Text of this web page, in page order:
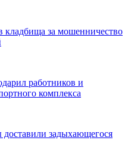
кладбища за мошенничество
работников и
комплекса
доставили задыхающегося